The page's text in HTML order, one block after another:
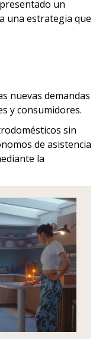
un
una estrategia que
nuevas demandas
y consumidores.
sin
de asistencia
la